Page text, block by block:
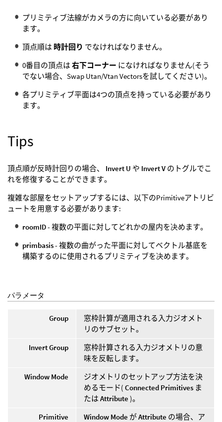
プリミティブ法線がカメラの方に向いている必要があり
ます。
頂点順は 時計回り でなければなりません。
0番目の頂点は 右下コーナー になければなりません(そう
でない場合、Swap Utan/Vtan Vectorsを試してください)。
各プリミティブ平面は4つの頂点を持っている必要があり
ます。
Tips
頂点順が反時計回りの場合、 Invert U や Invert V のトグルでこ
れを修復することができます。
複雑な部屋をセットアップするには、以下のPrimitiveアトリビ
ュートを用意する必要があります:
roomID- 複数の平面に対してどれかの屋内を决めます。
primbasis- 複数の曲がった平面に対してベクトル基底を
構築するのに使用されるプリミティブを决めます。
パラメータ
Group
窓枠計算が適用される入力ジオメト
リのサブセット。
Invert Group
窓枠計算される入力ジオメトリの意
味を反転します。
Window Mode
ジオメトリのセットアップ方法を決
めるモード( Connected Primitives ま
たは Attribute )。
Primitive
Window Mode がAttribute の場合、ア